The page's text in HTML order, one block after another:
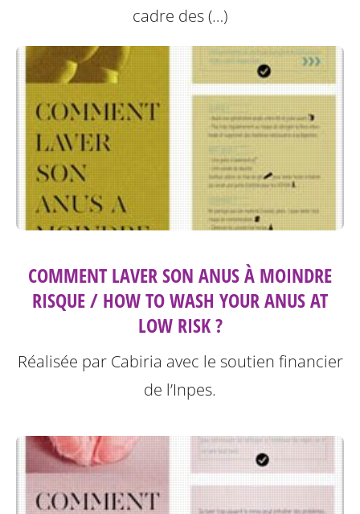
cadre des (…)
COMMENT LAVER SON ANUS À MOINDRE
RISQUE / HOW TO WASH YOUR ANUS AT
LOW RISK ?
Réalisée par Cabiria avec le soutien financier
de l’Inpes.